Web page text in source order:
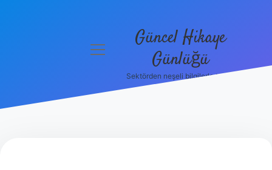
menüyü
Güncel Hikaye
Günlüğü
Sektörden neşeli bilgilerle tanış!